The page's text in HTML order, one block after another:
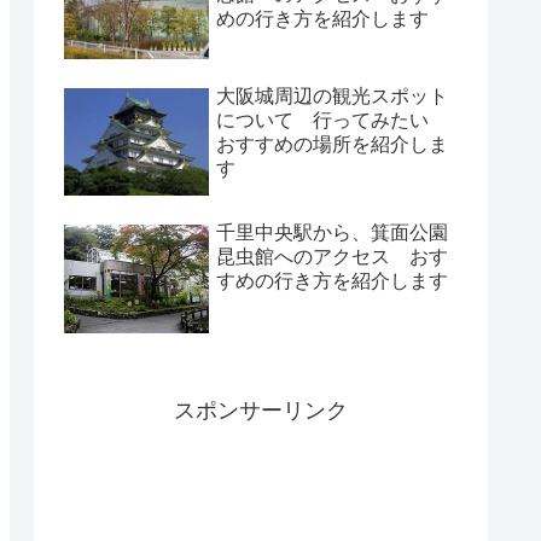
めの行き方を紹介します
大阪城周辺の観光スポット
について 行ってみたい
おすすめの場所を紹介しま
す
千里中央駅から、箕面公園
昆虫館へのアクセス おす
すめの行き方を紹介します
スポンサーリンク